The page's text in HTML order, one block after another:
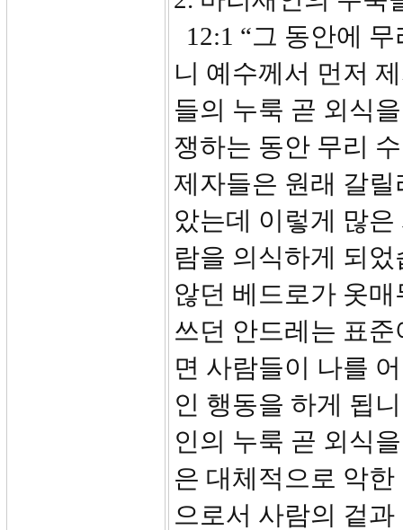
12:1 “그 동안에
니 예수께서 먼저
들의 누룩 곧 외식
쟁하는 동안 무리
제자들은 원래 갈
았는데 이렇게 많
람을 의식하게 되
않던 베드로가 옷
쓰던 안드레는 표
면 사람들이 나를
인 행동을 하게 됩
인의 누룩 곧 외식
은 대체적으로 악
으로서 사람의 겉